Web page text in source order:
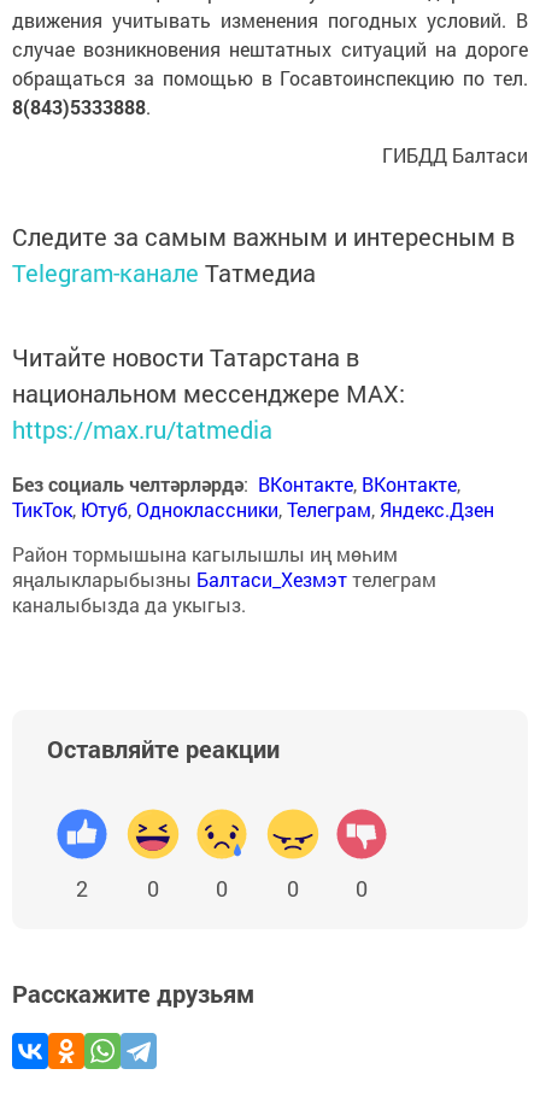
движения учитывать изменения погодных условий. В
случае возникновения нештатных ситуаций на дороге
обращаться за помощью в Госавтоинспекцию по тел.
8(843)5333888.
ГИБДД Балтаси
Следите за самым важным и интересным в
Telegram-канале Татмедиа
Читайте новости Татарстана в
национальном мессенджере MАХ:
https://max.ru/tatmedia
Без социаль челтәрләрдә: ВКонтакте, ВКонтакте,
ТикТок, Ютуб,Одноклассники,Телеграм, Яндекс.Дзен
Район тормышына кагылышлы иң мөһим
яңалыкларыбызны Балтаси_Хезмэттелеграм
каналыбызда да укыгыз.
Оставляйте реакции
2 0 0 0 0
Расскажите друзьям